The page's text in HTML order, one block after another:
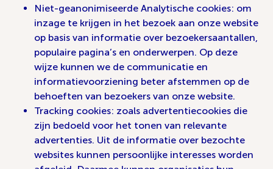
Niet-geanonimiseerde Analytische cookies: om
inzage te krijgen in het bezoek aan onze website
op basis van informatie over bezoekersaantallen,
populaire pagina’s en onderwerpen. Op deze
wijze kunnen we de communicatie en
informatievoorziening beter afstemmen op de
behoeften van bezoekers van onze website.
Tracking cookies: zoals advertentiecookies die
zijn bedoeld voor het tonen van relevante
advertenties. Uit de informatie over bezochte
websites kunnen persoonlijke interesses worden